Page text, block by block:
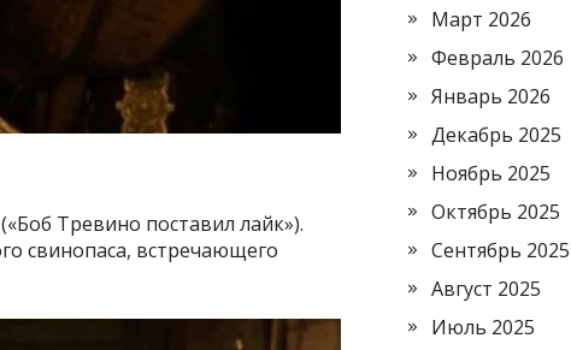
Тревино поставил лайк»).
свинопаса, встречающего
Март 2026
Февраль 2026
Январь 2026
Декабрь 2025
Ноябрь 2025
Октябрь 2025
Сентябрь 2025
Август 2025
Июль 2025